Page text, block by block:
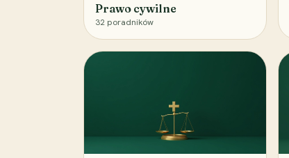
Prawo cywilne
32 poradników